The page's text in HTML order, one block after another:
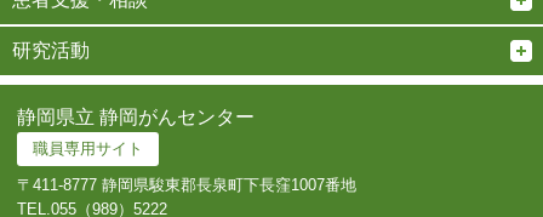
研究活動
静岡県立 静岡がんセンター
職員専用サイト
〒411-8777 静岡県駿東郡長泉町下長窪1007番地
TEL.055（989）5222